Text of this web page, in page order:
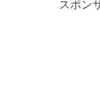
スポン